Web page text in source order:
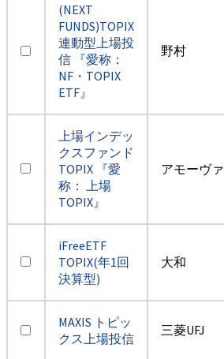
(NEXT
FUNDS)TOPIX
連動型上場投
信 『愛称：
NF・TOPIX
ETF』
野村
上場インデッ
クスファンド
TOPIX 『愛
称： 上場
TOPIX』
アモーヴァ
iFreeETF
TOPIX(年1回
決算型)
大和
MAXIS トピッ
クス上場投信
三菱UFJ